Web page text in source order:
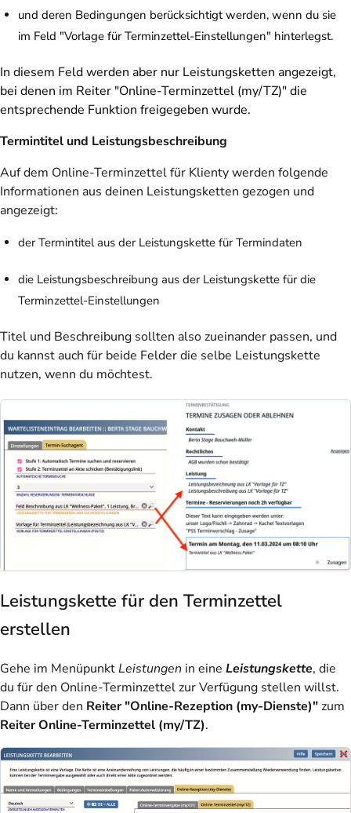
und deren Bedingungen berücksichtigt werden, wenn du sie
im Feld "Vorlage für Terminzettel-Einstellungen" hinterlegst.
In diesem Feld werden aber nur Leistungsketten angezeigt,
bei denen im Reiter "Online-Terminzettel (my/TZ)" die
entsprechende Funktion freigegeben wurde.
Termintitel und Leistungsbeschreibung
Auf dem Online-Terminzettel für Klienty werden folgende
Informationen aus deinen Leistungsketten gezogen und
angezeigt:
derTermintitelaus der Leistungskette für Termindaten
die Leistungsbeschreibung aus der Leistungskette für die
Terminzettel-Einstellungen
Titel und Beschreibung sollten also zueinander passen, und
du kannst auch für beide Felder die selbe Leistungskette
nutzen, wenn du möchtest.
Leistungskette für den Terminzettel
erstellen
Gehe im MenüpunktLeistungen in eine Leistungskette, die
du für den Online-Terminzettel zur Verfügung stellen willst.
Dann über den Reiter "Online-Rezeption (my-Dienste)"zum
Reiter Online-Terminzettel (my/TZ).